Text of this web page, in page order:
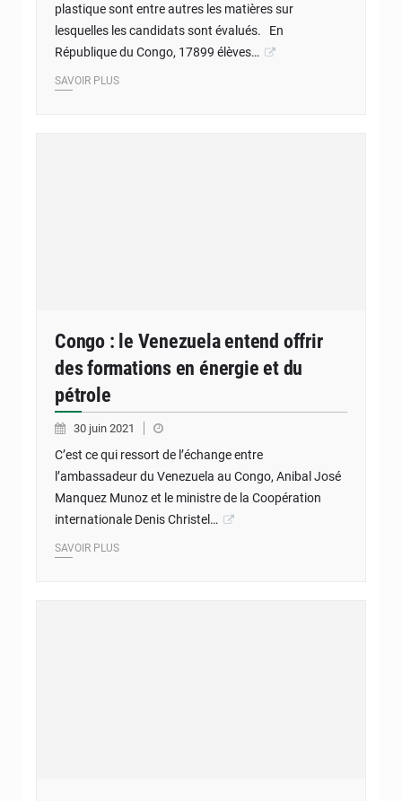
plastique sont entre autres les matières sur
lesquelles les candidats sont évalués. En
République du Congo, 17899 élèves…
SAVOIR PLUS
Congo : le Venezuela entend offrir
des formations en énergie et du
pétrole
30 juin 2021
C’est ce qui ressort de l’échange entre
l’ambassadeur du Venezuela au Congo, Anibal José
Manquez Munoz et le ministre de la Coopération
internationale Denis Christel…
SAVOIR PLUS